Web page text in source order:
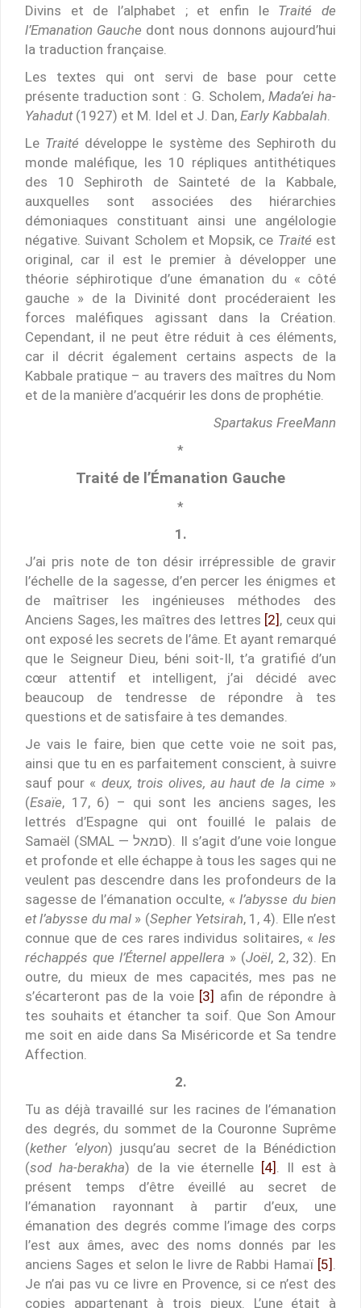
Divins et de l’alphabet ; et enfin le Traité de
l’Emanation Gauche dont nous donnons aujourd’hui
la traduction française.
Les textes qui ont servi de base pour cette
présente traduction sont : G. Scholem, Mada’ei ha-
Yahadut (1927) et M. Idel et J. Dan, Early Kabbalah
Le Traité développe le système des Sephiroth du
monde maléfique, les 10 répliques antithétiques
des 10 Sephiroth de Sainteté de la Kabbale,
auxquelles sont associées des hiérarchies
démoniaques constituant ainsi une angélologie
négative. Suivant Scholem et Mopsik, ce Traité est
original, car il est le premier à développer une
théorie séphirotique d’une émanation du « côté
gauche » de la Divinité dont procéderaient les
forces maléfiques agissant dans la Création.
Cependant, il ne peut être réduit à ces éléments,
car il décrit également certains aspects de la
Kabbale pratique – au travers des maîtres du Nom
et de la manière d’acquérir les dons de prophétie.
Spartakus FreeMann
*
Traité de l’Émanation Gauche
*
1.
J’ai pris note de ton désir irrépressible de gravir
l’échelle de la sagesse, d’en percer les énigmes et
de maîtriser les ingénieuses méthodes des
Anciens Sages, les maîtres des lettres [2] , ceux qui
ont exposé les secrets de l’âme. Et ayant remarqué
que le Seigneur Dieu, béni soit-Il, t’a gratifié d’un
cœur attentif et intelligent, j’ai décidé avec
beaucoup de tendresse de répondre à tes
questions et de satisfaire à tes demandes.
Je vais le faire, bien que cette voie ne soit pas,
ainsi que tu en es parfaitement conscient, à suivre
sauf pour « deux, trois olives, au haut de la cime »
(Esaïe, 17, 6) – qui sont les anciens sages, les
lettrés d’Espagne qui ont fouillé le palais de
Samaël (SMAL — סמאל). Il s’agit d’une voie longue
et profonde et elle échappe à tous les sages qui ne
veulent pas descendre dans les profondeurs de la
sagesse de l’émanation occulte, «l’abysse du bien
et l’abysse du mal » (Sepher Yetsirah, 1, 4). Elle n’est
connue que de ces rares individus solitaires, « les
réchappés que l’Éternel appellera » (Joël, 2, 32). En
outre, du mieux de mes capacités, mes pas ne
s’écarteront pas de la voie [3] afin de répondre à
tes souhaits et étancher ta soif. Que Son Amour
me soit en aide dans Sa Miséricorde et Sa tendre
Affection.
2.
Tu as déjà travaillé sur les racines de l’émanation
des degrés, du sommet de la Couronne Suprême
(kether ‘elyon) jusqu’au secret de la Bénédiction
(sod ha-berakha) de la vie éternelle [4]
. Il est à
présent temps d’être éveillé au secret de
l’émanation rayonnant à partir d’eux, une
émanation des degrés comme l’image des corps
l’est aux âmes, avec des noms donnés par les
anciens Sages et selon le livre de Rabbi Hamaï [5]
Je n’ai pas vu ce livre en Provence, si ce n’est des
copies appartenant à trois pieux. L’une était à